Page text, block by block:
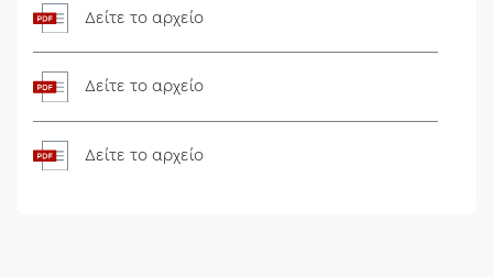
Δείτε το αρχείο
Δείτε το αρχείο
Δείτε το αρχείο